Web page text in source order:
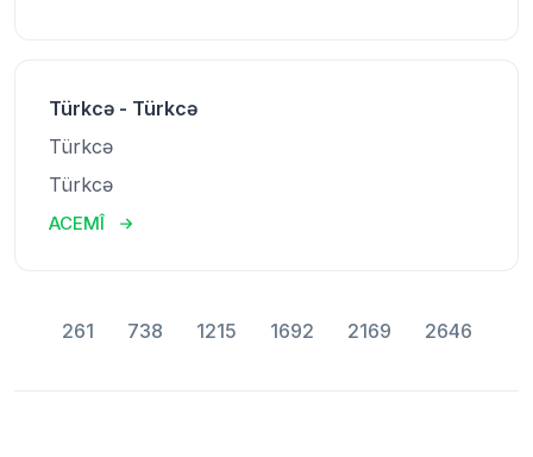
Türkcə - Türkcə
Türkcə
Türkcə
ACEMÎ
261 738 1215 1692 2169 2646